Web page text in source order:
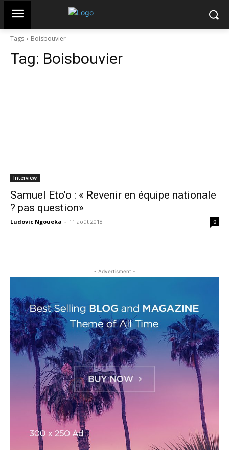
Tags Boisbouvier
Tag: Boisbouvier
Interview
Samuel Eto’o : « Revenir en équipe nationale
? pas question»
Ludovic Ngoueka - 11 août 2018 0
- Advertisment -